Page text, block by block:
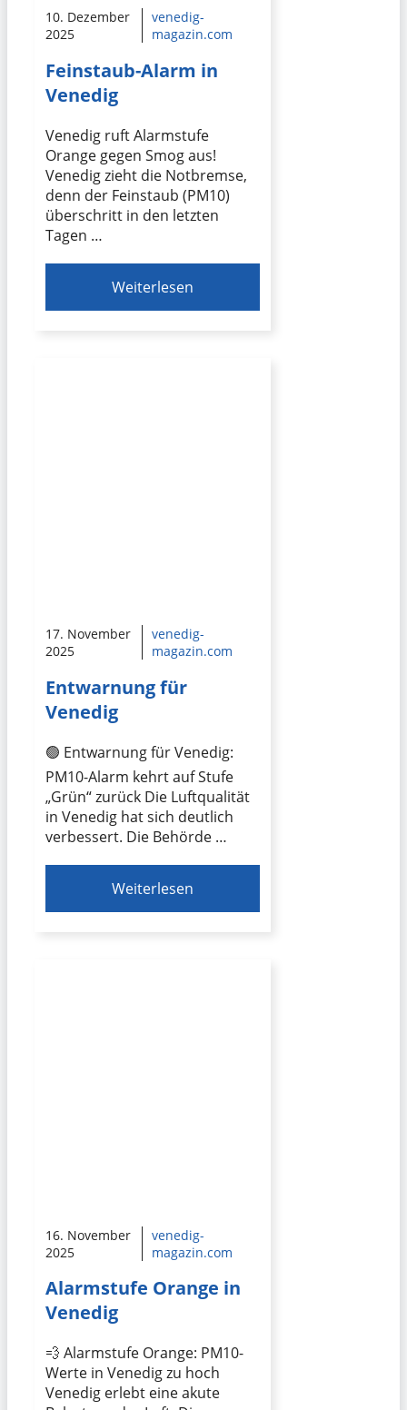
10. Dezember
2025
venedig-
magazin.com
Feinstaub-Alarm in
Venedig
Venedig ruft Alarmstufe
Orange gegen Smog aus!
Venedig zieht die Notbremse,
denn der Feinstaub (PM10)
überschritt in den letzten
Tagen …
Weiterlesen
17. November
2025
venedig-
magazin.com
Entwarnung für
Venedig
🟢 Entwarnung für Venedig:
PM10-Alarm kehrt auf Stufe
„Grün“ zurück Die Luftqualität
in Venedig hat sich deutlich
verbessert. Die Behörde …
Weiterlesen
16. November
2025
venedig-
magazin.com
Alarmstufe Orange in
Venedig
💨 Alarmstufe Orange: PM10-
Werte in Venedig zu hoch
Venedig erlebt eine akute